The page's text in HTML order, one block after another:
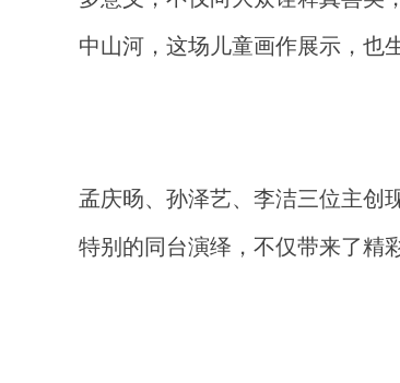
中山河， 这场儿童画作展示，也
孟庆旸、孙泽艺、 李洁三位主创
特别的同台演绎，不仅带来了精